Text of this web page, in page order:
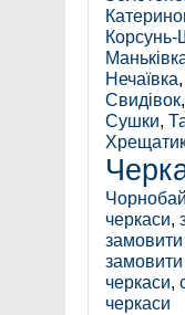
Корсунь-
Нечаївка,
Свидівок,
Сушки,
Чорнобай
черкаси,
замовити
черкаси,
черкаси